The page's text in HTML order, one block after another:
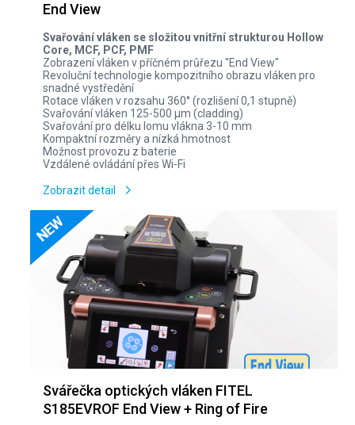
End View
Svařování vláken se složitou vnitřní strukturou Hollow
Core, MCF, PCF, PMF
Zobrazení vláken v příčném průřezu "End View"
Revoluční technologie kompozitního obrazu vláken pro
snadné vystředění
Rotace vláken v rozsahu 360° (rozlišení 0,1 stupně)
Svařování vláken 125-500 µm (cladding)
Svařování pro délku lomu vlákna 3-10 mm
Kompaktní rozměry a nízká hmotnost
Možnost provozu z baterie
Vzdálené ovládání přes Wi-Fi
Zobrazit detail
Svářečka optických vláken FITEL
S185EVROF End View + Ring of Fire